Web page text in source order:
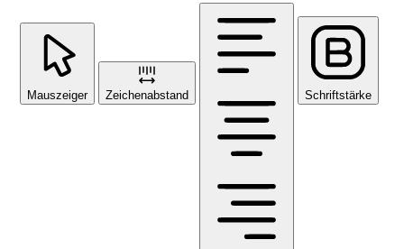
Mauszeiger Zeichenabstand Schriftstärke